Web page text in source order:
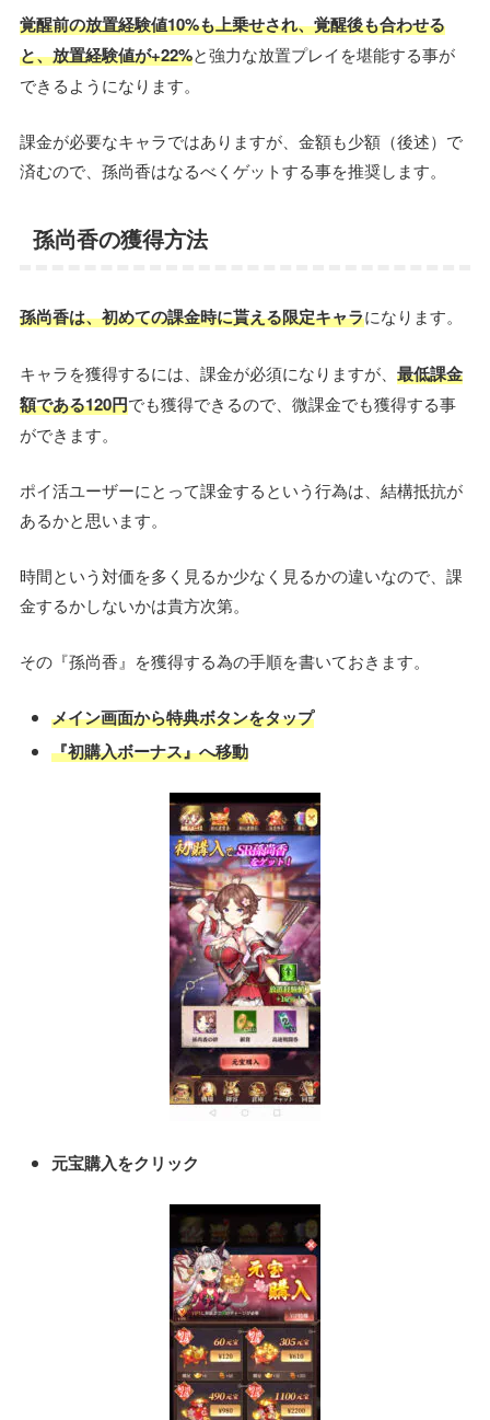
覚醒前の放置経験値10%も上乗せされ、覚醒後も合わせる
と、放置経験値が+22%と強力な放置プレイを堪能する事が
できるようになります。
課金が必要なキャラではありますが、金額も少額（後述）で
済むので、孫尚香はなるべくゲットする事を推奨します。
孫尚香の獲得方法
孫尚香は、初めての課金時に貰える限定キャラになります。
キャラを獲得するには、課金が必須になりますが、最低課金
額である120円でも獲得できるので、微課金でも獲得する事
ができます。
ポイ活ユーザーにとって課金するという行為は、結構抵抗が
あるかと思います。
時間という対価を多く見るか少なく見るかの違いなので、課
金するかしないかは貴方次第。
その『孫尚香』を獲得する為の手順を書いておきます。
メイン画面から特典ボタンをタップ
『初購入ボーナス』へ移動
元宝購入をクリック